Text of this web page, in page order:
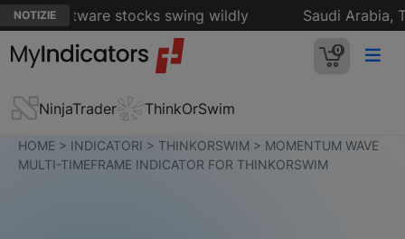
NOTIZIE
as software stocks swing wildly Saudi Arabia,
0
NinjaTrader ThinkOrSwim
HOME > INDICATORI > THINKORSWIM > MOMENTUM WAVE
MULTI-TIMEFRAME INDICATOR FOR THINKORSWIM